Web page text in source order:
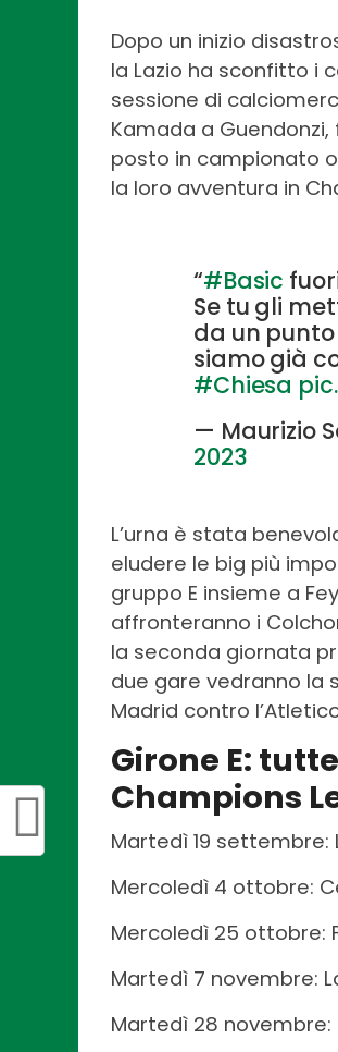
Dopo un inizio
la Lazio ha sconfitto i
sessione di
Kamada a
posto in campionato
la loro avventura in
“#Basic
Se tu gli
da un
siamo già
#Chiesa
— Maurizio
2023
L’urna è stata
eludere le big più
gruppo E insieme a
affronteranno i
la seconda giornata
due gare vedranno la
Madrid contro
Girone E:
Champions
Martedì 19 settembre:
Mercoledì 4 ottobre:
Mercoledì 25 ottobre:
Martedì 7 novembre:
Martedì 28 novembre: